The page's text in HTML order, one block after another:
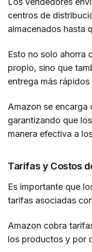
centros de
almacenados hasta
Esto no solo ahorra
propio, sino que
entrega más
Amazon se encarga
garantizando que
manera efectiva a
Tarifas y Costos
Es importante que
tarifas asociadas
Amazon cobra
los productos y por